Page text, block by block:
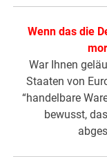
Wenn das die
War Ihnen
Staaten von
“handelbare
bewusst,